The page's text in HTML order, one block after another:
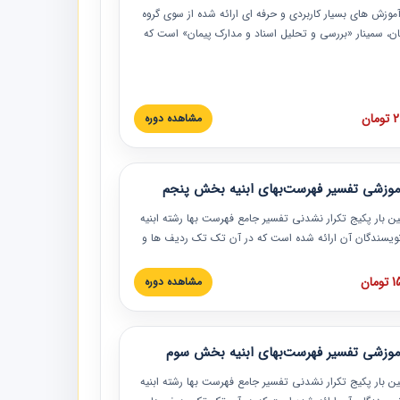
های بسیار کاربردی و حرفه‏ ای ارائه شده از سوی گروه
سمینار «بررسی و تحلیل اسناد و مدارک پیمان» است که
این خصوص ارائه شده است.
مشاهده دوره
تفسیر فهرست‌بهای ابنیه بخش پنجم
بار پکیج تکرار نشدنی تفسیر جامع فهرست بها رشته ابنیه
نویسندگان آن ارائه شده است که در آن تک تک ردیف ها و
و به همراه تصاویر عملیات اجرایی مرتبط با ردیف های
بها ارائه شده است. این دوره با کلام مهندس
مدیر پروژه مهندسی مشاور در امر بازنگری فهرست
حال فعالیت هستند حتما توصیه می کنیم از مطالب این
نمایند.
مشاهده دوره
تفسیر فهرست‌بهای ابنیه بخش سوم
بار پکیج تکرار نشدنی تفسیر جامع فهرست بها رشته ابنیه